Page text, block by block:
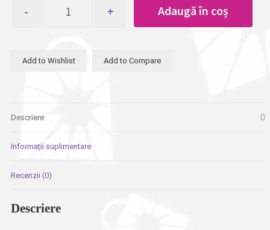
Cana
Adaugă în coș
Add to Wishlist Add to Compare
Descriere
Informații suplimentare
Recenzii (0)
Descriere